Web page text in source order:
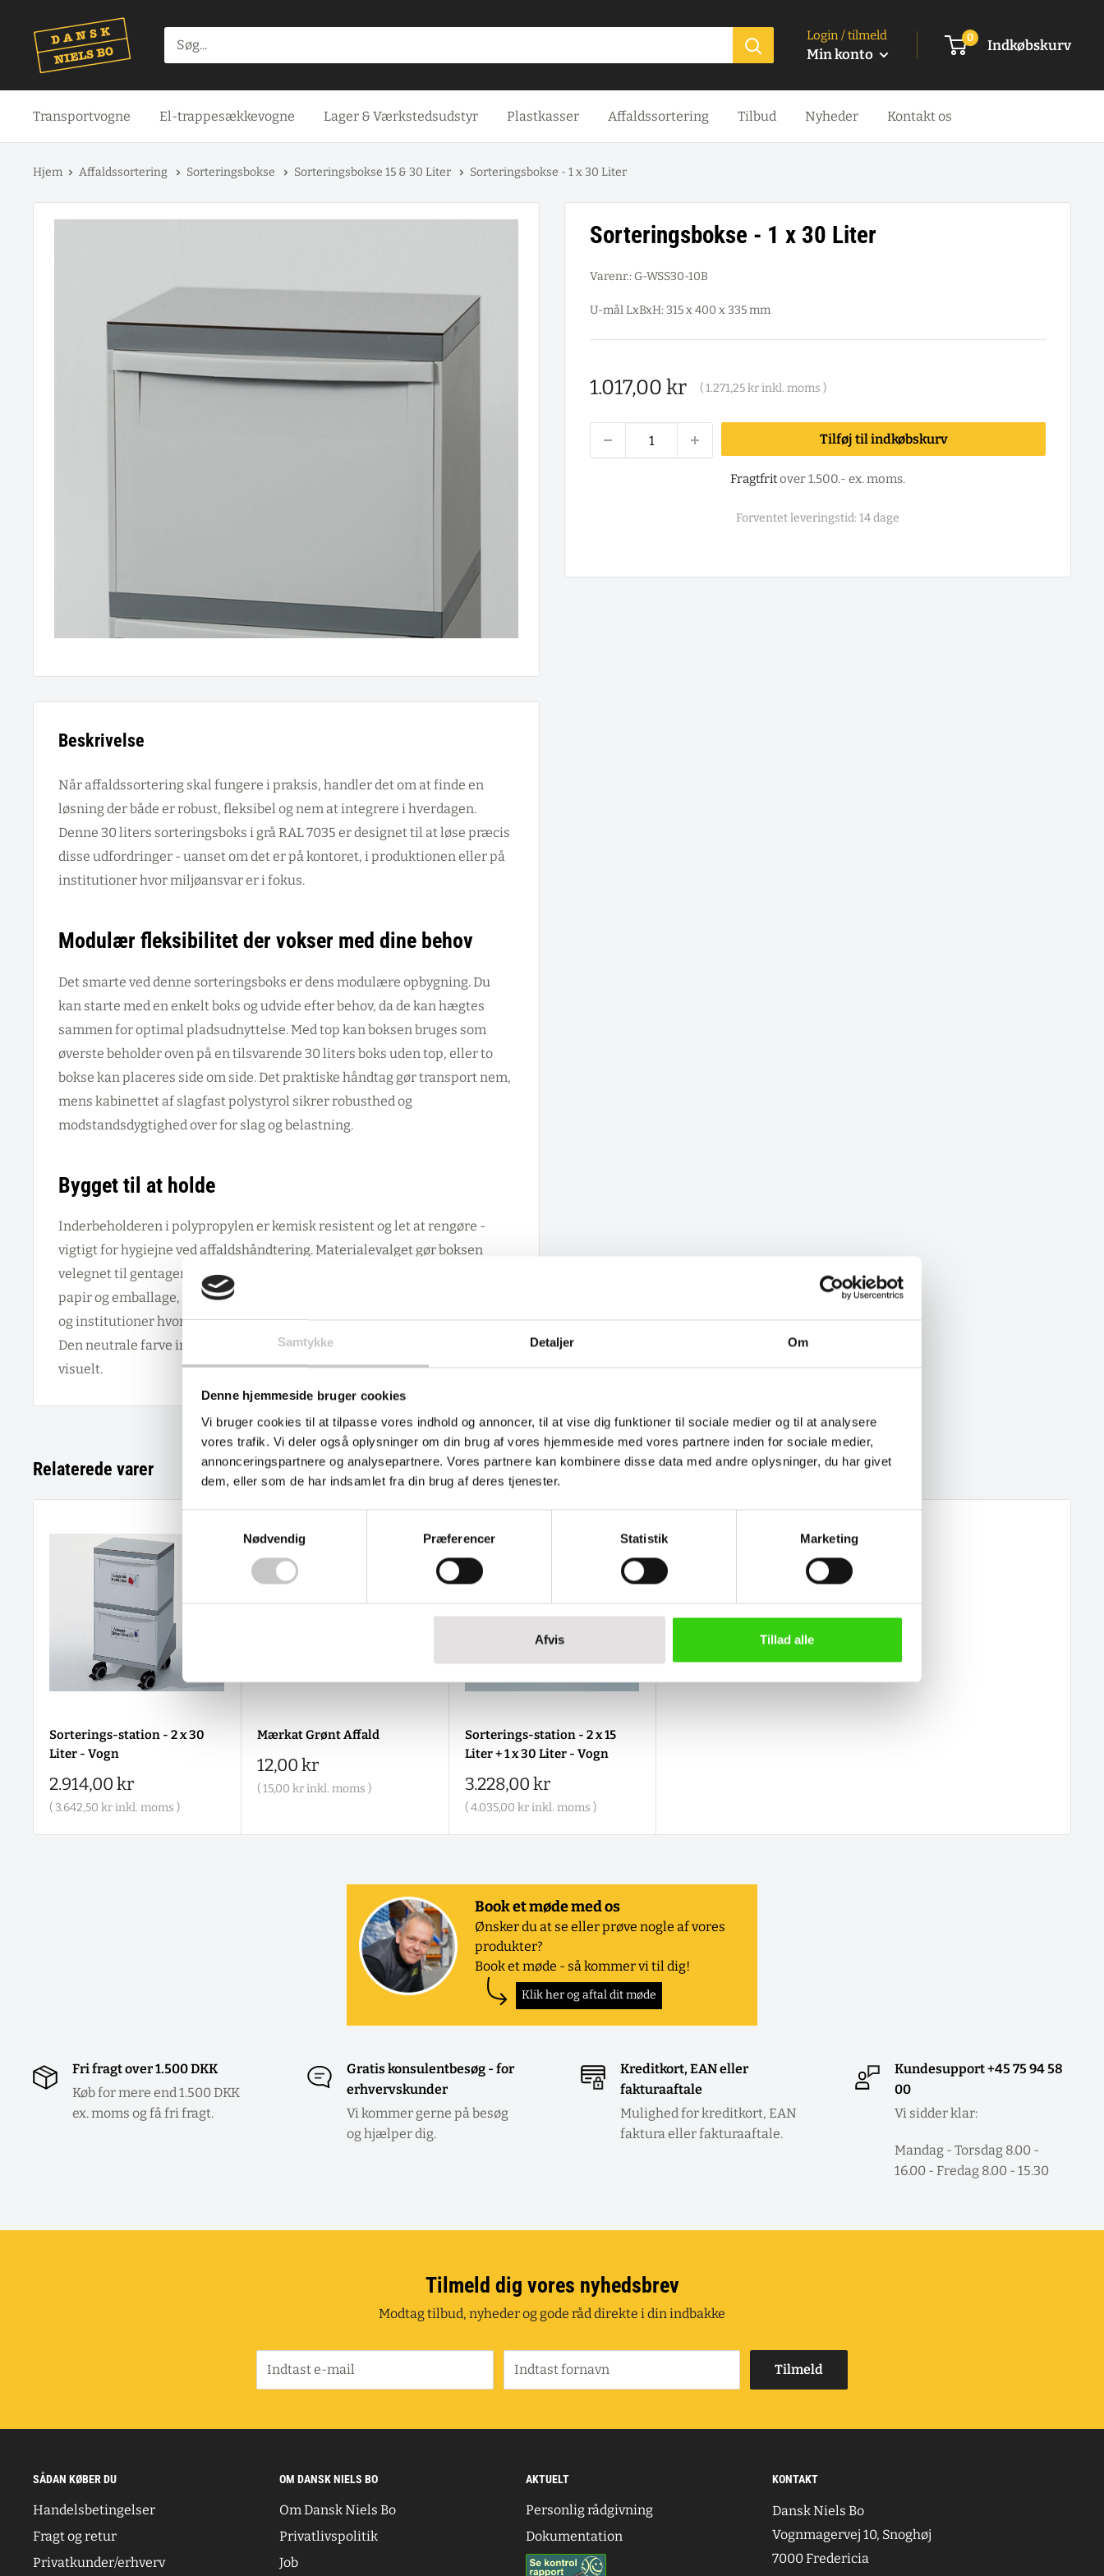
Samtykke Detaljer Om
Denne hjemmeside bruger cookies
Vi bruger cookies til at tilpasse vores indhold og annoncer, til at vise dig funktioner til sociale medier og til at analysere
vores trafik. Vi deler også oplysninger om din brug af vores hjemmeside med vores partnere inden for sociale medier,
annonceringspartnere og analysepartnere. Vores partnere kan kombinere disse data med andre oplysninger, du har givet
dem, eller som de har indsamlet fra din brug af deres tjenester.
Nødvendig
Præferencer Statistik Marketing
Afvis Tillad alle
indhold
Login / tilmeld
Min konto
0 Indkøbskurv
Transportvogne El-trappesækkevogne Lager & Værkstedsudstyr Plastkasser Affaldssortering Tilbud Nyheder Kontakt os
Hjem Affaldssortering Sorteringsbokse Sorteringsbokse 15 & 30 Liter Sorteringsbokse - 1 x 30 Liter
Sorteringsbokse - 1 x 30 Liter
Varenr.: G-WSS30-10B
U-mål LxBxH: 315 x 400 x 335 mm
Salgspris
1.017,00 kr (1.271,25 krinkl. moms )
Tilføj til indkøbskurv
Fragtfritover 1.500.- ex. moms.
Forventet leveringstid: 14 dage
Beskrivelse
Når affaldssortering skal fungere i praksis, handler det om at finde en
løsning der både er robust, fleksibel og nem at integrere i hverdagen.
Denne 30 liters sorteringsboks i grå RAL 7035 er designet til at løse præcis
disse udfordringer - uanset om det er på kontoret, i produktionen eller på
institutioner hvor miljøansvar er i fokus.
Modulær fleksibilitet der vokser med dine behov
Det smarte ved denne sorteringsboks er dens modulære opbygning. Du
kan starte med en enkelt boks og udvide efter behov, da de kan hægtes
sammen for optimal pladsudnyttelse. Med top kan boksen bruges som
øverste beholder oven på en tilsvarende 30 liters boks uden top, eller to
bokse kan placeres side om side. Det praktiske håndtag gør transport nem,
mens kabinettet af slagfast polystyrol sikrer robusthed og
modstandsdygtighed over for slag og belastning.
Bygget til at holde
Inderbeholderen i polypropylen er kemisk resistent og let at rengøre -
vigtigt for hygiejne ved affaldshåndtering. Materialevalget gør boksen
velegnet til gentagen brug i forskellige miljøer, fra kontorer der sorterer
papir og emballage, til produktionsfaciliteter med varierende affaldstyper,
og institutioner hvor både funktionalitet og økonomi skal passe sammen.
Den neutrale farve integrerer diskret i ethvert miljø uden at dominere
visuelt.
Relaterede varer
Sorterings-station - 2 x 30
Liter - Vogn
Salgspris
2.914,00 kr
( 3.642,50 krinkl. moms )
Mærkat Grønt Affald
Salgspris
12,00 kr
(15,00 krinkl. moms )
Sorterings-station - 2 x 15
Liter + 1 x 30 Liter - Vogn
Salgspris
3.228,00 kr
(4.035,00 krinkl. moms )
Book et møde med os
Ønsker du at se eller prøve nogle af vores
produkter?
Book et møde - så kommer vi til dig!
Klik her og aftal dit møde
Fri fragt over 1.500 DKK
Køb for mere end 1.500 DKK
ex. moms og få fri fragt.
Gratis konsulentbesøg - for
erhvervskunder
Vi kommer gerne på besøg
og hjælper dig.
Kreditkort, EAN eller
fakturaaftale
Mulighed for kreditkort, EAN
faktura eller fakturaaftale.
Kundesupport +45 75 94 58
00
Vi sidder klar:
Mandag - Torsdag 8.00 -
16.00 - Fredag 8.00 - 15.30
Tilmeld dig vores nyhedsbrev
Modtag tilbud, nyheder og gode råd direkte i din indbakke
Indtast e-mail Indtast fornavn Tilmeld
SÅDAN KØBER DU
Handelsbetingelser
Fragt og retur
Privatkunder/erhverv
OM DANSK NIELS BO
Om Dansk Niels Bo
Privatlivspolitik
Job
AKTUELT
Personlig rådgivning
Dokumentation
KONTAKT
Dansk Niels Bo
Vognmagervej 10, Snoghøj
7000 Fredericia